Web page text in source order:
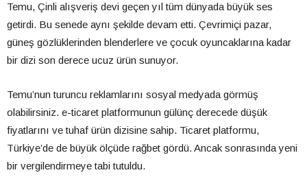
Temu, Çinli alışveriş devi geçen yıl tüm dünyada büyük ses
getirdi. Bu senede aynı şekilde devam etti. Çevrimiçi pazar,
güneş gözlüklerinden blenderlere ve çocuk oyuncaklarına kadar
bir dizi son derece ucuz ürün sunuyor.
Temu’nun turuncu reklamlarını sosyal medyada görmüş
olabilirsiniz. e-ticaret platformunun gülünç derecede düşük
fiyatlarını ve tuhaf ürün dizisine sahip. Ticaret platformu,
Türkiye’de de büyük ölçüde rağbet gördü. Ancak sonrasında yeni
bir vergilendirmeye tabi tutuldu.